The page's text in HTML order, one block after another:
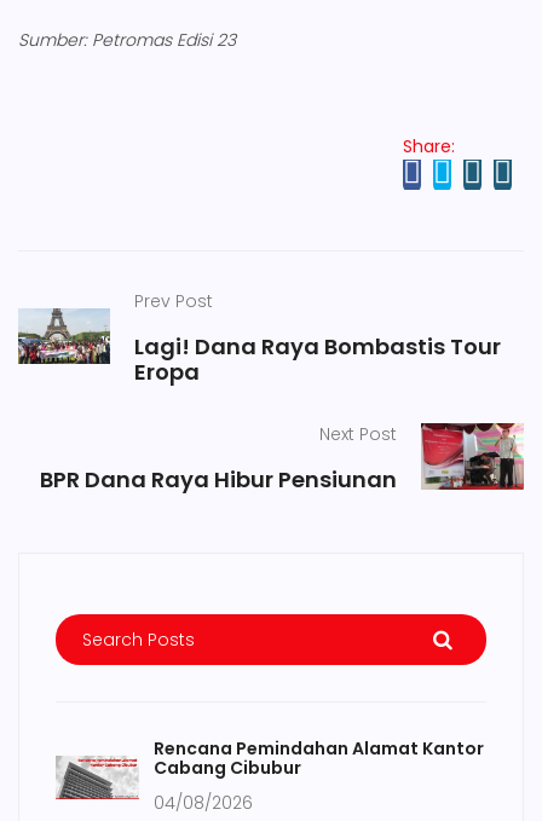
Sumber: Petromas Edisi 23
Share:
Prev Post
Lagi! Dana Raya Bombastis Tour
Eropa
Next Post
BPR Dana Raya Hibur Pensiunan
Rencana Pemindahan Alamat Kantor
Cabang Cibubur
04/08/2026